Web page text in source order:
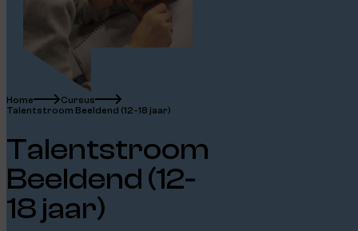
Home
Cursus
Talentstroom Beeldend (12-18 jaar)
Talentstroom
Beeldend (12-
18 jaar)